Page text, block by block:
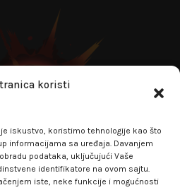
koristi
iskustvo, koristimo tehnologije kao što
informacijama sa uređaja. Davanjem
podataka, uključujući Vaše
identifikatore na ovom sajtu.
iste, neke funkcije i mogućnosti